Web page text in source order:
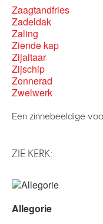
Zaagtandfries
Zadeldak
Zaling
Ziende kap
Zijaltaar
Zijschip
Zonnerad
Zwelwerk
Een zinnebeeldige
ZIE KERK:
Allegorie